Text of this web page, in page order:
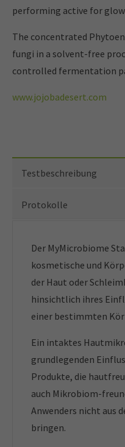
performing active for
The concentrated
fungi in a solvent-free
controlled fermentation
www.jojobadesert.com
Testbeschreibung
Protokolle
Der MyMicrobiome
kosmetische und
der Haut oder
hinsichtlich ihres
einer bestimmten
Ein intaktes
grundlegenden
Produkte, die
auch Mikrobiom-
Anwenders nicht aus
bringen.